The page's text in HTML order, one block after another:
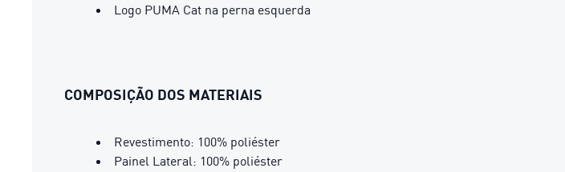
Logo PUMA Cat na perna esquerda
COMPOSIÇÃO DOS MATERIAIS
Revestimento: 100% poliéster
Painel Lateral: 100% poliéster